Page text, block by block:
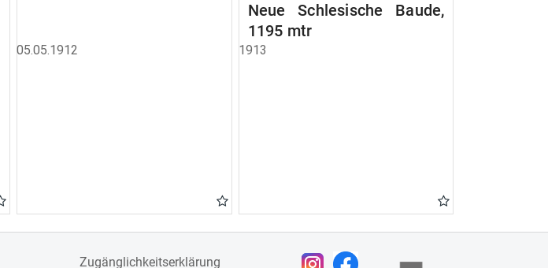
05.05.1912
Neue Schlesische Baude,
1195 mtr
1913
Zugänglichkeitserklärung